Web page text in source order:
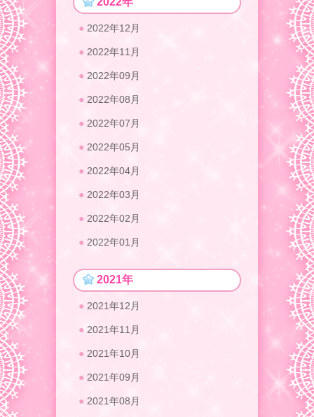
2022年12月
2022年11月
2022年09月
2022年08月
2022年07月
2022年05月
2022年04月
2022年03月
2022年02月
2022年01月
2021年
2021年12月
2021年11月
2021年10月
2021年09月
2021年08月